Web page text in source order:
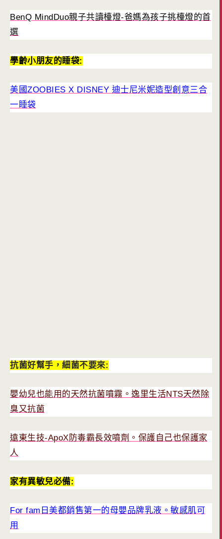
BenQ MindDuo親子共讀檯燈-爸媽為孩子挑檯燈的首
選
學齡小朋友的睡袋:
美國ZOOBIES X DISNEY 迪士尼米妮造型創意三合
一睡袋
抗菌好幫手，細菌不要來:
嬰幼兒也能用的天然抗菌噴霧。逸里生活NTS天然除
臭又抗菌
遠東生技-ApoX防毒霸長效噴劑。保護自己也保護家
人
家有異敏兒必備:
For fam日美都銷售第一的母嬰品牌乳液。敏感肌可
用